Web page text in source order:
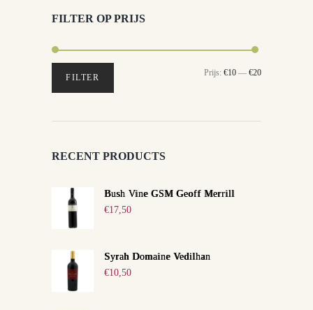
FILTER OP PRIJS
Min.
Max.
FILTER Prijs: €10 — €20
RECENT PRODUCTS
Bush Vine GSM Geoff Merrill
€17,50
Syrah Domaine Vedilhan
€10,50